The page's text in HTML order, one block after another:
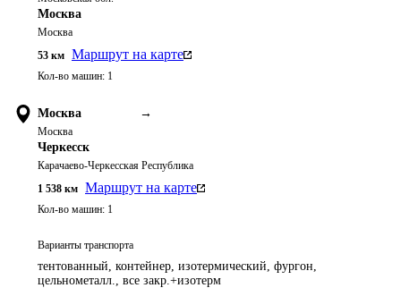
Москва
Москва
53 км Маршрут на карте
Кол-во машин: 1
Москва →
Москва
Черкесск
Карачаево-Черкесская Республика
1 538 км Маршрут на карте
Кол-во машин: 1
Варианты транспорта
тентованный, контейнер, изотермический, фургон,
цельнометалл., все закр.+изотерм